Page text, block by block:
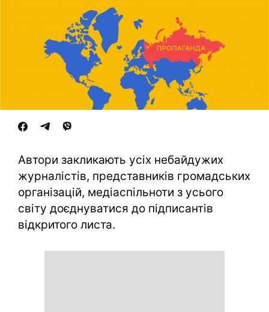
Автори закликають усіх небайдужих
журналістів, представників громадських
організацій, медіаспільноти з усього
світу доєднуватися до підписантів
відкритого листа.